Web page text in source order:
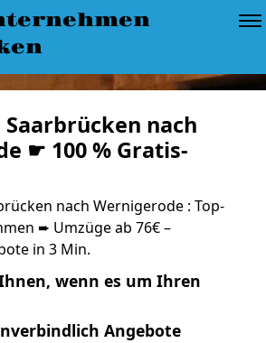
Saarbrücken nach
☛ 100 % Gratis-
nach Wernigerode : Top-
➨ Umzüge ab 76€ –
in 3 Min.
wenn es um Ihren
Angebote